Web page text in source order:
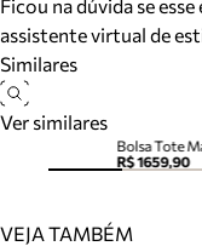
Ficou na dúvida se
assistente virtual de
Similares
Ver similares
Bolsa Tote
R$ 1659,90
VEJA TAMBÉM